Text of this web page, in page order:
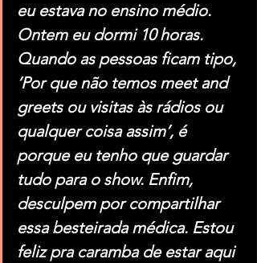
eu estava no ensino médio.
Ontem eu dormi 10 horas.
Quando as pessoas ficam tipo,
‘Por que não temos meet and
greets ou visitas às rádios ou
qualquer coisa assim’, é
porque eu tenho que guardar
tudo para o show. Enfim,
desculpem por compartilhar
essa besteirada médica. Estou
feliz pra caramba de estar aqui